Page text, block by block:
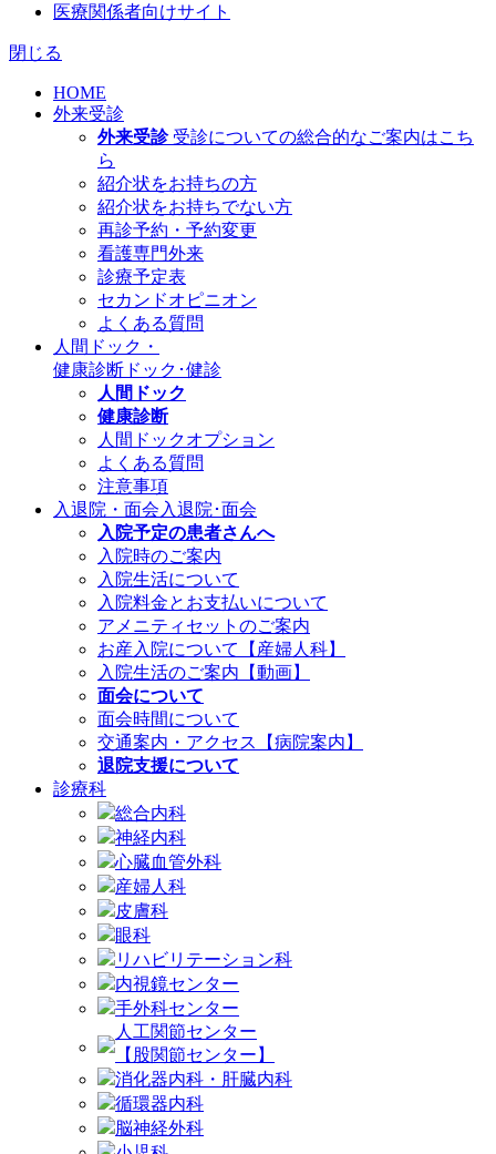
医療関係者向けサイト
閉じる
HOME
外来受診
外来受診 受診についての総合的なご案内はこち
ら
紹介状をお持ちの方
紹介状をお持ちでない方
再診予約・予約変更
看護専門外来
診療予定表
セカンドオピニオン
よくある質問
人間ドック・
健康診断 ドック･健診
人間ドック
健康診断
人間ドックオプション
よくある質問
注意事項
入退院・面会 入退院･面会
入院予定の患者さんへ
入院時のご案内
入院生活について
入院料金とお支払いについて
アメニティセットのご案内
お産入院について【産婦人科】
入院生活のご案内【動画】
面会について
面会時間について
交通案内・アクセス【病院案内】
退院支援について
診療科
総合内科
神経内科
心臓血管外科
産婦人科
皮膚科
眼科
リハビリテーション科
内視鏡センター
手外科センター
人工関節センター
【股関節センター】
消化器内科・肝臓内科
循環器内科
脳神経外科